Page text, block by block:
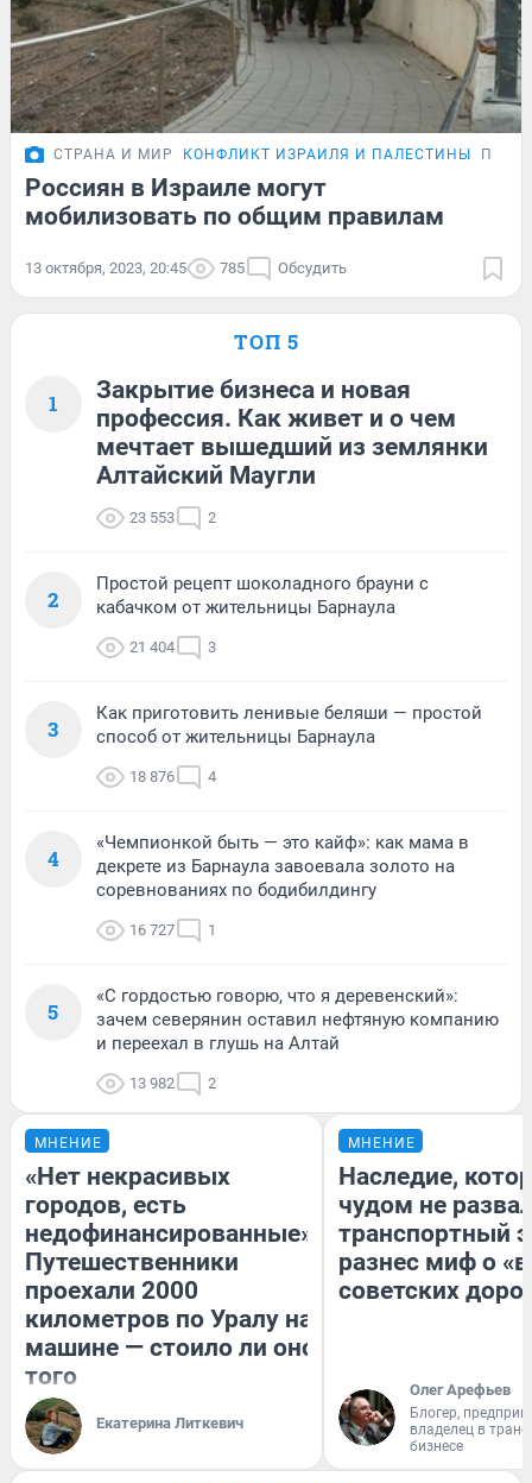
СТРАНА И МИР КОНФЛИКТ ИЗРАИЛЯ И ПАЛЕСТИНЫ
Россиян в Израиле могут
мобилизовать по общим правилам
13 октября, 2023, 20:45 785 Обсудить
ТОП 5
1
Закрытие бизнеса и новая
профессия. Как живет и о чем
мечтает вышедший из землянки
Алтайский Маугли
23 553 2
2
Простой рецепт шоколадного брауни с
кабачком от жительницы Барнаула
21 404 3
3
Как приготовить ленивые беляши — простой
способ от жительницы Барнаула
18 876 4
4
«Чемпионкой быть — это кайф»: как мама в
декрете из Барнаула завоевала золото на
соревнованиях по бодибилдингу
16 727 1
5
«С гордостью говорю, что я деревенский»:
зачем северянин оставил нефтяную компанию
и переехал в глушь на Алтай
13 982 2
МНЕНИЕ
«Нет некрасивых
городов, есть
недофинансированные».
Путешественники
проехали 2000
километров по Уралу на
машине — стоило ли оно
того
Екатерина Литкевич
МНЕНИЕ
Наследие,
чудом не
транспортный
разнес миф о
советских
Олег Арефьев
Блогер,
владелец в
бизнесе